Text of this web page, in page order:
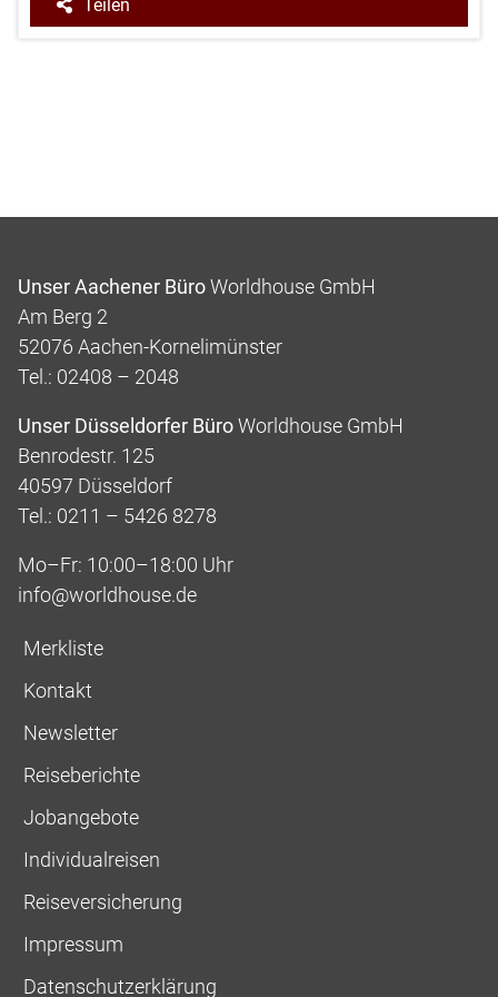
Teilen
Unser Aachener BüroWorldhouse GmbH
Am Berg 2
52076 Aachen-Kornelimünster
Tel.: 02408 – 2048
Unser Düsseldorfer BüroWorldhouse GmbH
Benrodestr. 125
40597 Düsseldorf
Tel.: 0211 – 5426 8278
Mo–Fr: 10:00–18:00 Uhr
info@worldhouse.de
Merkliste
Kontakt
Newsletter
Reiseberichte
Jobangebote
Individualreisen
Reiseversicherung
Impressum
Datenschutzerklärung